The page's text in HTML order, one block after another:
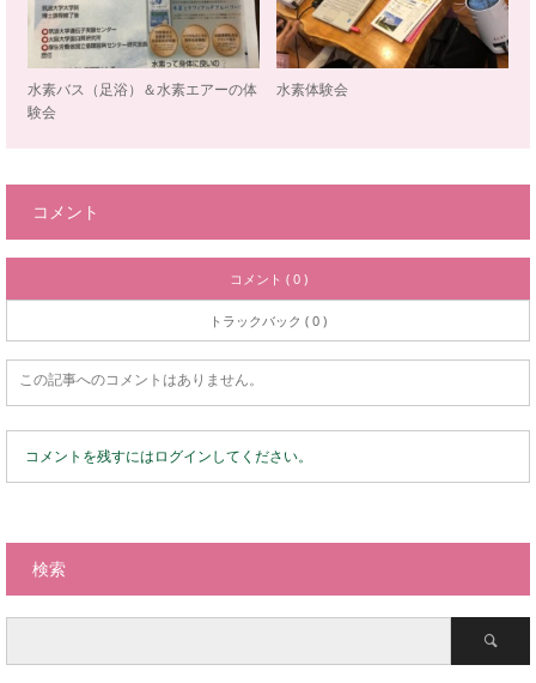
水素バス（足浴）＆水素エアーの体
験会
水素体験会
コメント
コメント ( 0 )
トラックバック ( 0 )
この記事へのコメントはありません。
コメントを残すにはログインしてください。
検索